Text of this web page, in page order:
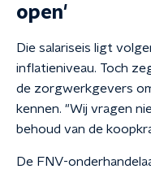
open'
Die salariseis ligt
inflatieniveau. Toch
de zorgwerkgevers
kennen. "Wij vragen
behoud van de
De FNV-